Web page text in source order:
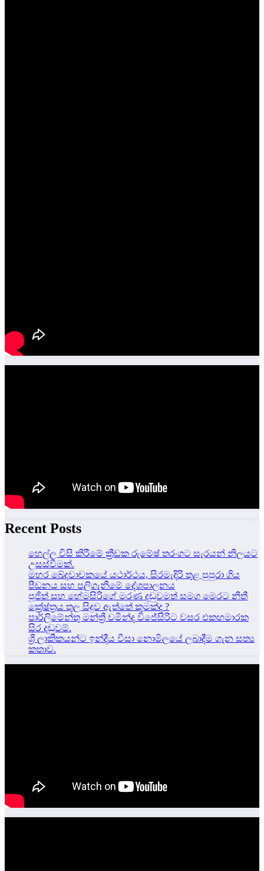
Recent Posts
හෙල්ල විසි කිරීමේ ක්‍රීඩක රුමේෂ් තරංගට සැරයන් නිලයට
උසස්වීමක්.
මහර ඛේදවාචකයේ යථාර්ථය, සිරමැදිරි තුළ පුපුරා ගිය
පීඩනය සහ පලිගැනීමේ දේශපාලනය
පූජිත් සහ හේමසිරිගේ මරණ දඩුවමත් සමග මෙරට නීතී
ක්‍රේෂ්ත්‍රය තුල සිදුව ඇත්තේ කුමක්ද ?
පාර්ලිමේන්තු මන්ත්‍රී චමින්ද විජේසිරිට වසර එකහමාරක
සිර දඬුවම්.
ශ්‍රී ලාකිකයන්ට ඉන්දීය වීසා නොමිලයේ ලබාදීම ගැන සත්‍ය
කතාව.